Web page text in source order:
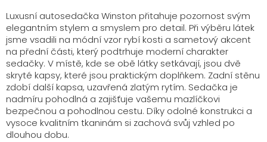
Luxusní autosedačka Winston přitahuje pozornost svým
elegantním stylem a smyslem pro detail. Při výběru látek
jsme vsadili na módní vzor rybí kosti a sametový akcent
na přední části, který podtrhuje moderní charakter
sedačky. V místě, kde se obě látky setkávají, jsou dvě
skryté kapsy, které jsou praktickým doplňkem. Zadní stěnu
zdobí další kapsa, uzavřená zlatým rytím. Sedačka je
nadmíru pohodlná a zajišťuje vašemu mazlíčkovi
bezpečnou a pohodlnou cestu. Díky odolné konstrukci a
vysoce kvalitním tkaninám si zachová svůj vzhled po
dlouhou dobu.